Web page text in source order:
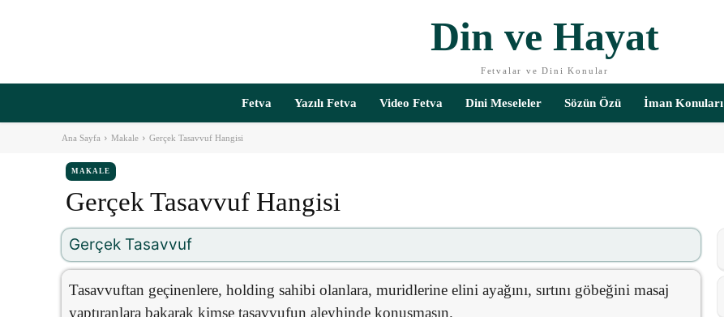
Din ve Hayat
Fetvalar ve Dini Konular
Fetva Yazılı Fetva Video Fetva Dini Meseleler Sözün Özü İman Konuları
Ana Sayfa Makale Gerçek Tasavvuf Hangisi
MAKALE
Gerçek Tasavvuf Hangisi
Gerçek Tasavvuf
Tasavvuftan geçinenlere, holding sahibi olanlara, muridlerine elini ayağını, sırtını göbeğini masaj
yaptıranlara bakarak kimse tasavvufun aleyhinde konuşmasın.